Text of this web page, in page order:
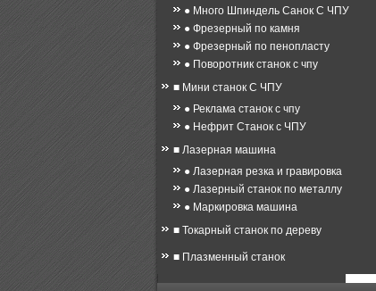
● Много Шпиндель Санок С ЧПУ
● Фрезерный по камня
● Фрезерный по пенопласту
● Поворотник станок с чпу
■ Мини станок С ЧПУ
● Реклама станок с чпу
● Нефрит Станок с ЧПУ
■ Лазерная машина
● Лазерная резка и гравировка
● Лазерный станок по металлу
● Маркировка машина
■ Токарный станок по дереву
■ Плазменный станок